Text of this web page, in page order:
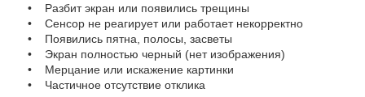
• Разбит экран или появились трещины
• Сенсор не реагирует или работает некорректно
• Появились пятна, полосы, засветы
• Экран полностью черный (нет изображения)
• Мерцание или искажение картинки
• Частичное отсутствие отклика